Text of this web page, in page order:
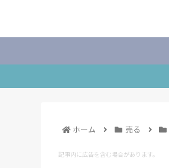
ホーム 売る
記事内に広告を含む場合があります。